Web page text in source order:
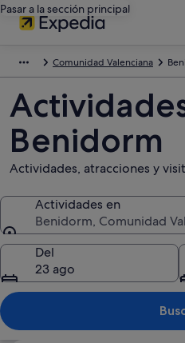
Pasar a la sección principal
Comunidad Valenciana
Benidorm
Actividades, atracciones y
Actividades en
Benidorm, Comunidad
Actividades en
Del
23 ago